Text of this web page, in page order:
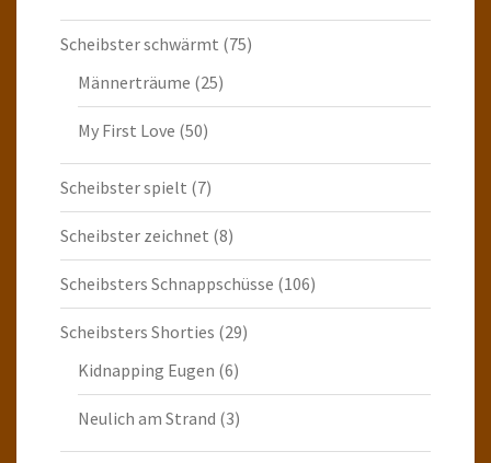
Scheibster schwärmt (75)
Männerträume (25)
My First Love (50)
Scheibster spielt (7)
Scheibster zeichnet (8)
Scheibsters Schnappschüsse (106)
Scheibsters Shorties (29)
Kidnapping Eugen (6)
Neulich am Strand (3)